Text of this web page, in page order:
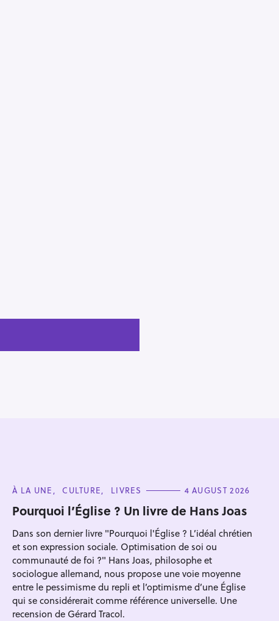
C
T
E
O
R
I
E
S
À LA UNE CULTURE LIVRES 4 AUGUST 2026
Pourquoi l’Église ? Un livre de Hans Joas
Dans son dernier livre "Pourquoi l'Église ? L’idéal chrétien
et son expression sociale. Optimisation de soi ou
communauté de foi ?" Hans Joas, philosophe et
sociologue allemand, nous propose une voie moyenne
entre le pessimisme du repli et l’optimisme d’une Église
qui se considérerait comme référence universelle. Une
recension de Gérard Tracol.